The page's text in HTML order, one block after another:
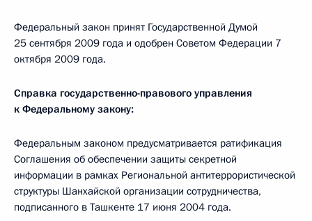
Федеральный закон принят Государственной Думой
25 сентября 2009 года и одобрен Советом Федерации 7
октября 2009 года.
Справка государственно-правового управления
к Федеральному закону:
Федеральным законом предусматривается ратификация
Соглашения об обеспечении защиты секретной
информации в рамках Региональной антитеррористической
структуры Шанхайской организации сотрудничества,
подписанного в Ташкенте 17 июня 2004 года.